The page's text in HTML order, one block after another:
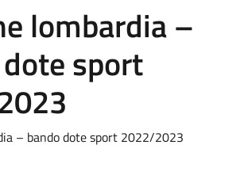
lombardia –
sport
– bando dote sport 2022/2023